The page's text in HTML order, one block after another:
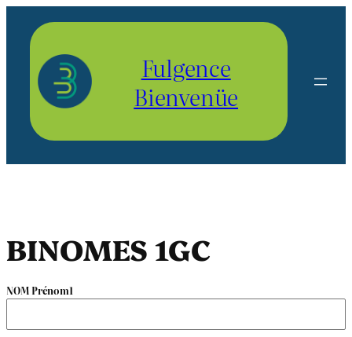
contenu
Fulgence
Bienvenüe
BINOMES 1GC
NOM Prénom1